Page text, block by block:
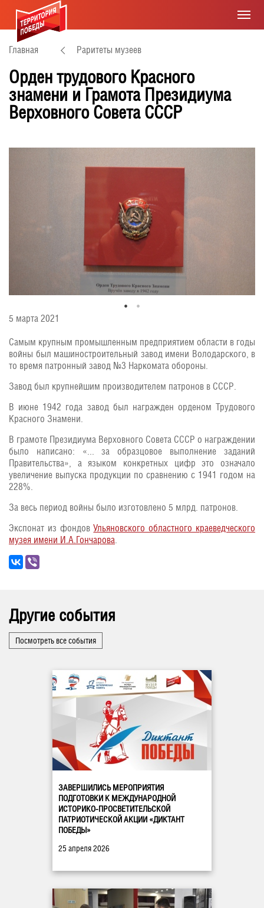
Главная Раритеты музеев
Орден трудового Красного
знамени и Грамота Президиума
Верховного Совета СССР
5 марта 2021
Самым крупным промышленным предприятием области в годы
войны был машиностроительный завод имени Володарского, в
то время патронный завод №3 Наркомата обороны.
Завод был крупнейшим производителем патронов в СССР.
В июне 1942 года завод был награжден орденом Трудового
Красного Знамени.
В грамоте Президиума Верховного Совета СССР о награждении
было написано: «... за образцовое выполнение заданий
Правительства», а языком конкретных цифр это означало
увеличение выпуска продукции по сравнению с 1941 годом на
228%.
За весь период войны было изготовлено 5 млрд. патронов.
Экспонат из фондовУльяновского областного краеведческого
музея имени И.А.Гончарова.
Другие события
Посмотреть все события
ЗАВЕРШИЛИСЬ МЕРОПРИЯТИЯ
ПОДГОТОВКИ К МЕЖДУНАРОДНОЙ
ИСТОРИКО-ПРОСВЕТИТЕЛЬСКОЙ
ПАТРИОТИЧЕСКОЙ АКЦИИ «ДИКТАНТ
ПОБЕДЫ»
25 апреля 2026